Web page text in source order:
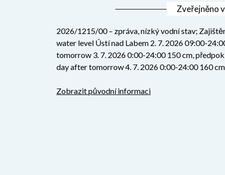
Zveřejněno v
2026/1215/00 – zpráva, nízký vodní stav;
water level Ústí nad Labem 2. 7. 2026 09:00-
tomorrow 3. 7. 2026 0:00-24:00 150 cm,
day after tomorrow 4. 7. 2026 0:00-24:00 160 cm.
Zobrazit původní informaci